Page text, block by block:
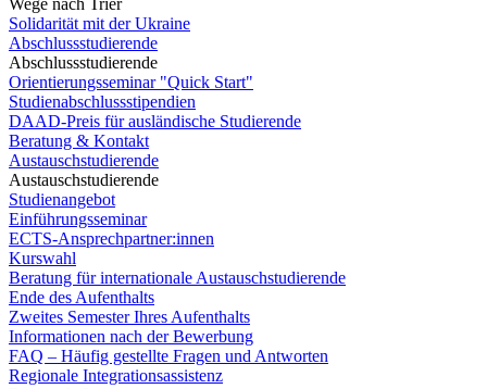
Wege nach Trier
Solidarität mit der Ukraine
Abschlussstudierende
Abschlussstudierende
Orientierungsseminar "Quick Start"
Studienabschlussstipendien
DAAD-Preis für ausländische Studierende
Beratung & Kontakt
Austauschstudierende
Austauschstudierende
Studienangebot
Einführungsseminar
ECTS-Ansprechpartner:innen
Kurswahl
Beratung für internationale Austauschstudierende
Ende des Aufenthalts
Zweites Semester Ihres Aufenthalts
Informationen nach der Bewerbung
FAQ – Häufig gestellte Fragen und Antworten
Regionale Integrationsassistenz